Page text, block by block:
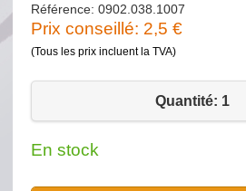
Référence: 0902.038.1007
Prix conseillé: 2,5 €
(Tous les prix incluent la TVA)
Quantité: 1
En stock